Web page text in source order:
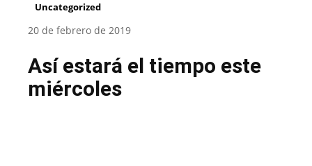
Uncategorized
20 de febrero de 2019
Así estará el tiempo este
miércoles